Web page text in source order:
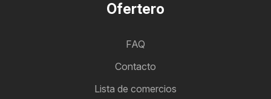
Ofertero
FAQ
Contacto
Lista de comercios